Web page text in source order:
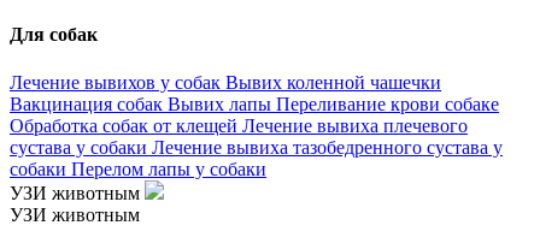
Для собак
Лечение вывихов у собак Вывих коленной чашечки
Вакцинация собак Вывих лапы Переливание крови собаке
Обработка собак от клещей Лечение вывиха плечевого
сустава у собаки Лечение вывиха тазобедренного сустава у
собаки Перелом лапы у собаки
УЗИ животным
УЗИ животным